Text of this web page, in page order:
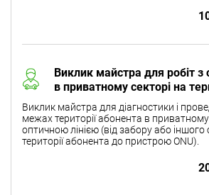
Виклик майстра для робіт з
в приватному секторі на
Виклик майстра для діагностики і
межах території абонента в приватному
оптичною лінією (від забору або іншого
території абонента до пристрою ONU).